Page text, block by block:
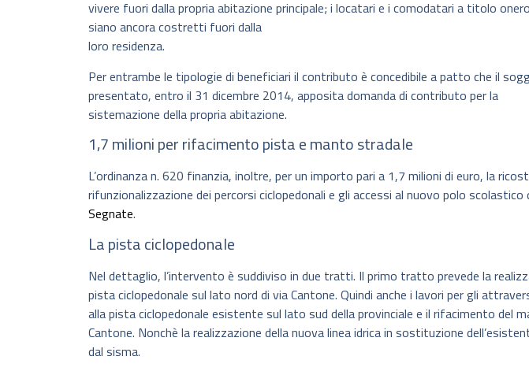
vivere fuori dalla propria abitazione principale; i locatari e i comodatari a titolo
siano ancora costretti fuori dalla
loro residenza.
Per entrambe le tipologie di beneficiari il contributo è concedibile a patto che il
presentato, entro il 31 dicembre 2014, apposita domanda di contributo per la
sistemazione della propria abitazione.
1,7 milioni per rifacimento pista e manto stradale
L’ordinanza n. 620 finanzia, inoltre, per un importo pari a 1,7 milioni di euro, la
rifunzionalizzazione dei percorsi ciclopedonali e gli accessi al nuovo polo scolastico
Segnate.
La pista ciclopedonale
Nel dettaglio, l’intervento è suddiviso in due tratti. Il primo tratto prevede la
pista ciclopedonale sul lato nord di via Cantone. Quindi anche i lavori per gli
alla pista ciclopedonale esistente sul lato sud della provinciale e il rifacimento del
Cantone. Nonchè la realizzazione della nuova linea idrica in sostituzione
dal sisma.